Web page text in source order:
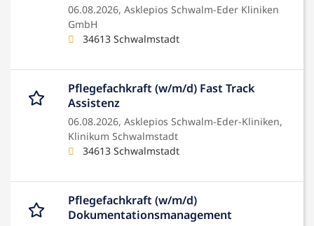
06.08.2026, Asklepios Schwalm-Eder Kliniken
GmbH
34613 Schwalmstadt
Pflegefachkraft (w/m/d) Fast Track
Assistenz
06.08.2026, Asklepios Schwalm-Eder-Kliniken,
Klinikum Schwalmstadt
34613 Schwalmstadt
Pflegefachkraft (w/m/d)
Dokumentationsmanagement